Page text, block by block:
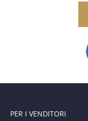
PER I VENDITORI